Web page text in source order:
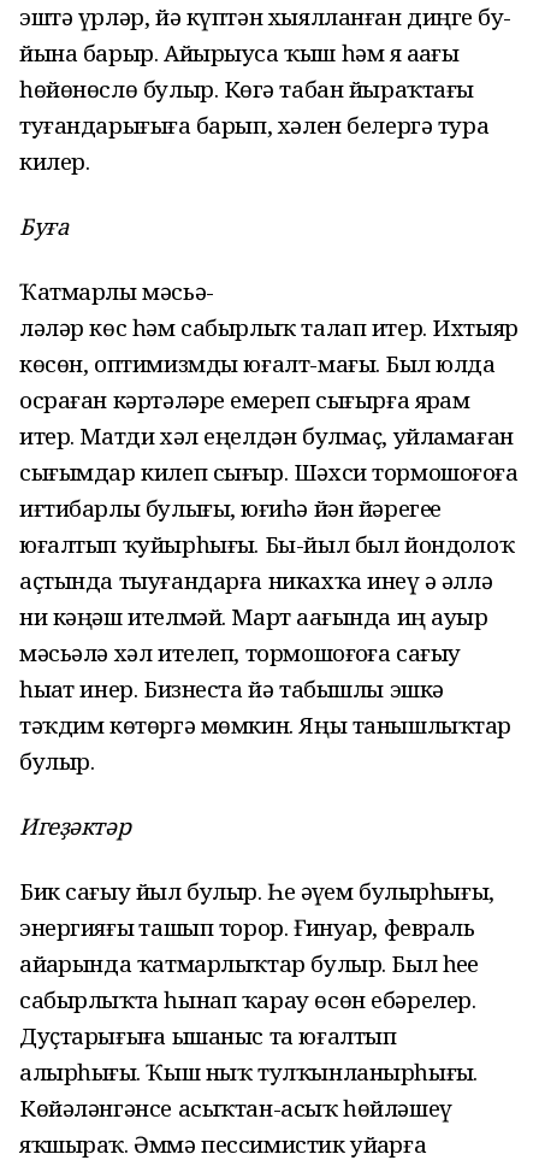
эштә үрләр, йә күптән хыялланған диңгеҙ бу-
йына барыр. Айырыуса ҡыш һәм яҙ аҙағы
һөйөнөслө булыр. Көҙгә табан йыраҡтағы
туғандарығыҙға барып, хәлен белергә тура
килер.
Буға
Ҡатмарлы мәсьә-
ләләр көс һәм сабырлыҡ талап итер. Ихтыяр
көсөн, оптимизмды юғалт-мағыҙ. Был юлда
осраған кәртәләрҙе емереп сығырға ярҙам
итер. Матди хәл еңелдән булмаҫ, уйламаған
сығымдар килеп сығыр. Шәхси тормошоғоҙға
иғтибарлы булығыҙ, юғиһә йән йәрегеҙҙе
юғалтып ҡуйырһығыҙ. Бы-йыл был йондоҙлоҡ
аҫтында тыуғандарға никахҡа инеү ҙә әллә
ни кәңәш ителмәй. Март аҙағында иң ауыр
мәсьәлә хәл ителеп, тормошоғоҙға сағыу
һыҙат инер. Бизнеста йә табышлы эшкә
тәҡдим көтөргә мөмкин. Яңы танышлыҡтар
булыр.
Игеҙәктәр
Бик сағыу йыл булыр. Һеҙ әүҙем булырһығыҙ,
энергияғыҙ ташып торор. Ғинуар, февраль
айҙарында ҡатмарлыҡтар булыр. Был һеҙҙе
сабырлыҡта һынап ҡарау өсөн ебәрелер.
Дуҫтарығыҙға ышаныс та юғалтып
алырһығыҙ. Ҡыш ныҡ тулҡынланырһығыҙ.
Көйәләнгәнсе асыҡтан-асыҡ һөйләшеү
яҡшыраҡ. Әммә пессимистик уйҙарға